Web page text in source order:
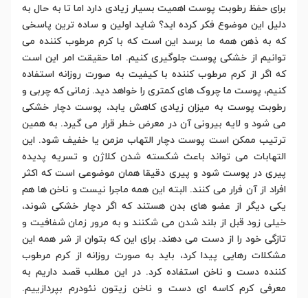
برای حفظ رطوبت پوست اهمیت بسیار زیادی دارد اما تا به حال به
دلیل این موضوع فکر کرده اید؟ شاید اولین و ساده ترین پاسخی
که به ذهن همه ما برسد این است که با کرم مرطوب کننده می
توانیم از خشکی پوست جلوگیری کنیم. اما حقیقت امر این است
که اگر از کرم مرطوب کننده با کیفیت به صورت روزانه استفاده
کنیم، پوست ما چروک های کمتری را خواهد دید. زمانی که چربی و
رطوبت پوست به میزان زیادی کاهش یابد، پوست دچار خشکی
می شود و لایه بیرونی آن در معرض خطر قرار می گیرد. به همین
ترتیب ممکن است پوست دچار التهاب مزمن یا خفیف شود. این
التهابات می تواند باعث شکسته شدن کلاژن و تسریه پدیده
پیری در پوست شود و پیری دقیقا همان موضوعی است که اکثر
افراد از آن فرار می کنند. البته این همه ماجرا نیست و ناخن ها هم
یکی دیگر از عضو های بدن هستند که اگر دچار خشکی شوند،
خیلی زود قبل از بلند شدن می شکنند و به مرور زمان شفافیت و
تازگی خود را از دست می دهند. برای این که بتوان از شر همه این
مشکلات رهایی پیدا کرد، باید به صورت روزانه از کرم مرطوب
کننده دست و ناخن استفاده کرد. در این مطلب قصد داریم به
معرفی کرم کاسه ای دست و ناخن زیتون نئودرم بپردازییم.